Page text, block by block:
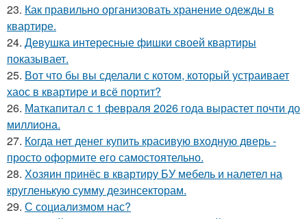
23. Как правильно организовать хранение одежды в
квартире.
24. Девушка интересные фишки своей квартиры
показывает.
25. Вот что бы вы сделали с котом, который устраивает
хаос в квартире и всё портит?
26. Маткапитал с 1 февраля 2026 года вырастет почти до
миллиона.
27. Когда нет денег купить красивую входную дверь -
просто оформите его самостоятельно.
28. Хозяин принёс в квартиру БУ мебель и налетел на
кругленькую сумму дезинсекторам.
29. С социализмом нас?